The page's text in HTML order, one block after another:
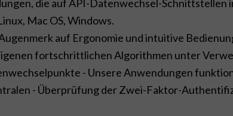
die auf API-Datenwechsel-Schnittstellen
Mac OS, Windows.
auf Ergonomie und intuitive
fortschrittlichen Algorithmen unter
- Unsere Anwendungen
- Überprüfung der Zwei-Faktor-